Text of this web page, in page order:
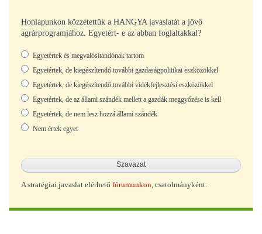
Honlapunkon közzétettük a HANGYA javaslatát a jövő
agrárprogramjához. Egyetért- e az abban foglaltakkal?
Választások
Egyetértek és megvalósítandónak tartom
Egyetértek, de kiegészítendő további gazdaságpolitikai eszközökkel
Egyetértek, de kiegészítendő további vidékfejlesztési eszközökkel
Egyetértek, de az állami szándék mellett a gazdák meggyőzése is kell
Egyetértek, de nem lesz hozzá állami szándék
Nem értek egyet
A stratégiai javaslat elérhető fórumunkon, csatolmányként.